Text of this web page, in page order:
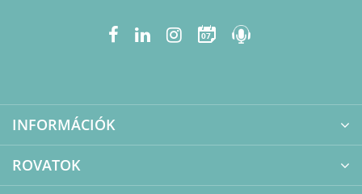
07
INFORMÁCIÓK
ROVATOK